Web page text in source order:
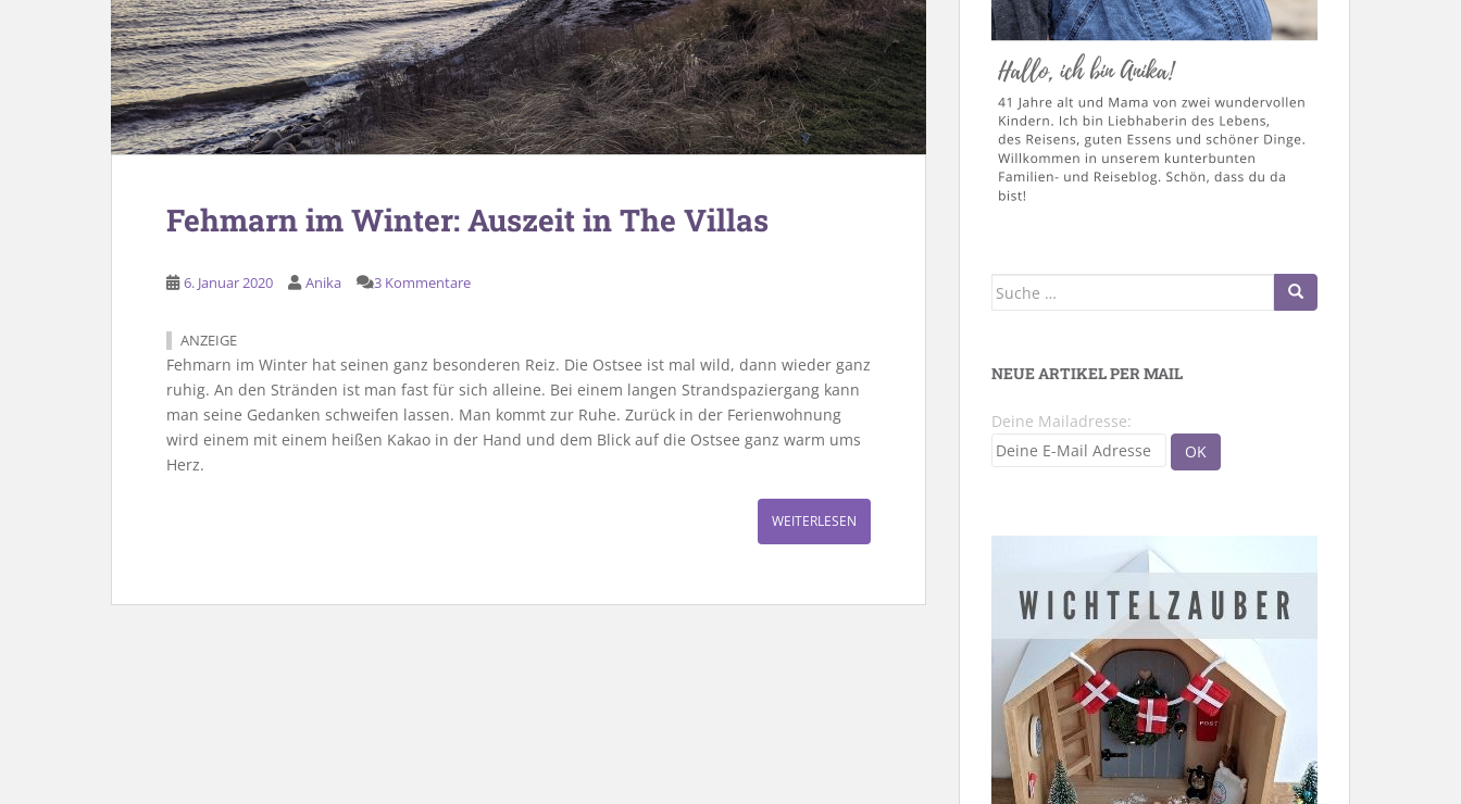
Fehmarn im Winter: Auszeit in The Villas
6. Januar 2020 Anika 3 Kommentare
ANZEIGE
Fehmarn im Winter hat seinen ganz besonderen Reiz. Die Ostsee ist mal wild, dann wieder ganz
ruhig. An den Stränden ist man fast für sich alleine. Bei einem langen Strandspaziergang kann
man seine Gedanken schweifen lassen. Man kommt zur Ruhe. Zurück in der Ferienwohnung
wird einem mit einem heißen Kakao in der Hand und dem Blick auf die Ostsee ganz warm ums
Herz.
WEITERLESEN
Suche
NEUE ARTIKEL PER MAIL
Deine Mailadresse: